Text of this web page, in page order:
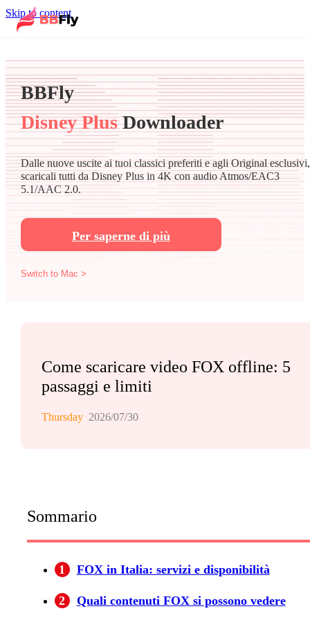
Skip to content
BBFly
Disney PlusDownloader
Dalle nuove uscite ai tuoi classici preferiti e agli Original esclusivi,
scaricali tutti da Disney Plus in 4K con audio Atmos/EAC3
5.1/AAC 2.0.
Per saperne di più
Switch to Mac >
Come scaricare video FOX offline: 5
passaggi e limiti
Thursday 2026/07/30
Sommario
1 FOX in Italia: servizi e disponibilità
2 Quali contenuti FOX si possono vedere